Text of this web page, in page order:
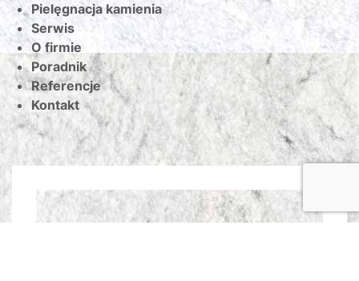
Pielęgnacja kamienia
Serwis
O firmie
Poradnik
Referencje
Kontakt